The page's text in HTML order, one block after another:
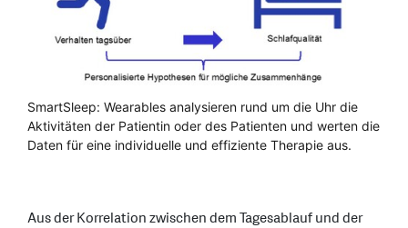
SmartSleep: Wearables analysieren rund um die Uhr die
Aktivitäten der Patientin oder des Patienten und werten die
Daten für eine individuelle und effiziente Therapie aus.
Aus der Korrelation zwischen dem Tagesablauf und der